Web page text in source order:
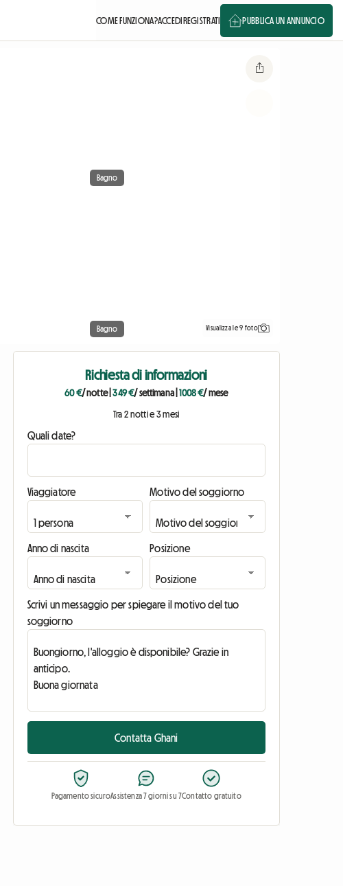
COME FUNZIONA?ACCEDIREGISTRATI PUBBLICA UN ANNUNCIO
Bagno
Bagno Visualizza le 9 foto
Richiesta di informazioni
60 €/ notte|349 €/ settimana|1008 €/ mese
Tra 2 notti e 3 mesi
Quali date?
Viaggiatore Motivo del soggiorno
Anno di nascita Posizione
Scrivi un messaggio per spiegare il motivo del tuo
soggiorno
Contatta Ghani
Pagamento sicuroAssistenza 7 giorni su 7Contatto gratuito